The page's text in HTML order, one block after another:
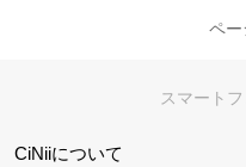
ペー
スマート
CiNiiについて